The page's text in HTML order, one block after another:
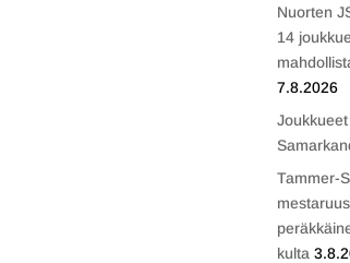
Nuorten
14
7.8.2026
Tammer-
kulta